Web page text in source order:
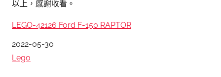
以上，感謝收看。
LEGO-42126 Ford F-150 RAPTOR
日期
2022-05-30
關於
Lego